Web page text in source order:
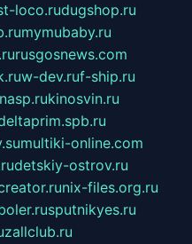
loco.rudugshop.ru
mymubaby.ru
rusgosnews.com
w-dev.ruf-ship.ru
kinosvin.ru
multiki-online.com
detskiy-ostrov.ru
nix-files.org.ru
sputnikyes.ru
zallclub.ru